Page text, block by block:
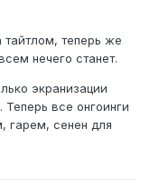
тайтлом, теперь же
нечего станет.
экранизации
все онгоинги
гарем, сенен для